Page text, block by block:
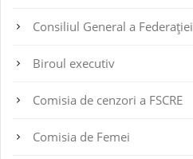
Consiliul General a Federației
Biroul executiv
Comisia de cenzori a FSCRE
Comisia de Femei